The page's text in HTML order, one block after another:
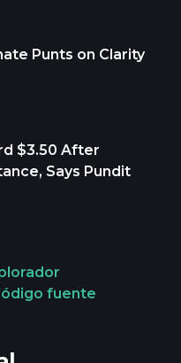
Punts on Clarity
$3.50 After
Says Pundit
fuente